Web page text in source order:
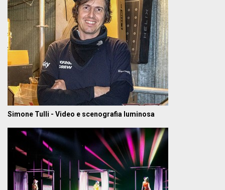
Simone Tulli - Video e scenografia luminosa